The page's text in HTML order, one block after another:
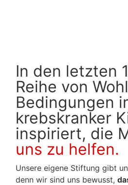
In den letzten
Reihe von
Bedingungen
krebskranker
inspiriert, die
uns zu helfen.
Unsere eigene Stiftung gibt
denn wir sind uns bewusst,